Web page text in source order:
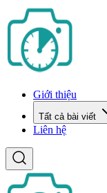
Giới thiệu
Tất cả bài viết
Liên hệ